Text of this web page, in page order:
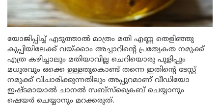
യോജിപ്പിച്ച് എടുത്താൽ മാത്രം മതി എണ്ണ തെളിഞ്ഞു
കുപ്പിയിലേക്ക് വയ്ക്കാം അച്ചാറിന്റെ പ്രത്യേകത നമുക്ക്
എത്ര കഴിച്ചാലും മതിയാവില്ല ചെറിയൊരു പുളിപ്പും
മധുരവും ഒക്കെ ഉള്ളതുകൊണ്ട് തന്നെ ഇതിന്റെ ടേസ്റ്റ്
നമുക്ക് വിചാരിക്കുന്നതിലും അപ്പുറമാണ് വീഡിയോ
ഇഷ്ടമായാൽ ചാനൽ സബ്സ്ക്രൈബ് ചെയ്യാനും
ഷെയർ ചെയ്യാനും മറക്കരുത്.